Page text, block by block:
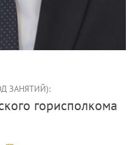
ЗАНЯТИЙ):
горисполкома